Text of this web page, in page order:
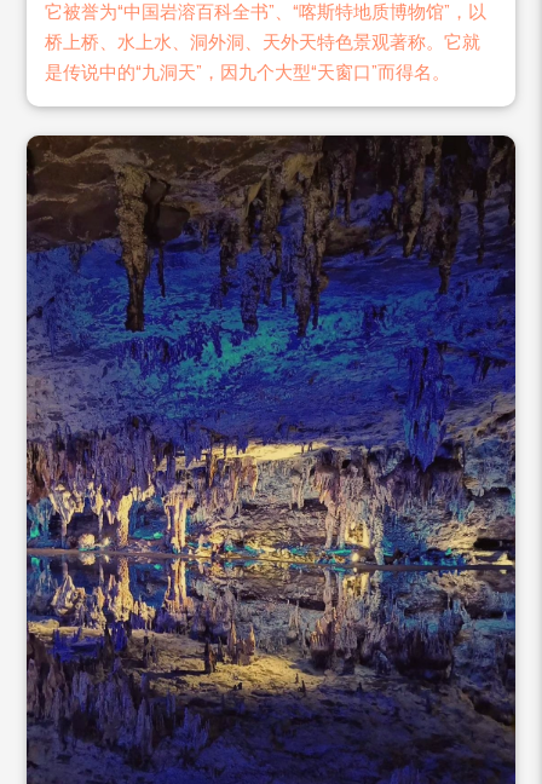
它被誉为“中国岩溶百科全书”、“喀斯特地质博物馆”，以
桥上桥、水上水、洞外洞、天外天特色景观著称。它就
是传说中的“九洞天”，因九个大型“天窗口”而得名。